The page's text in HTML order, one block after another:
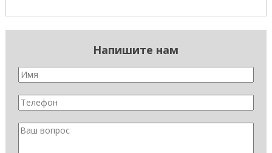
Напишите нам